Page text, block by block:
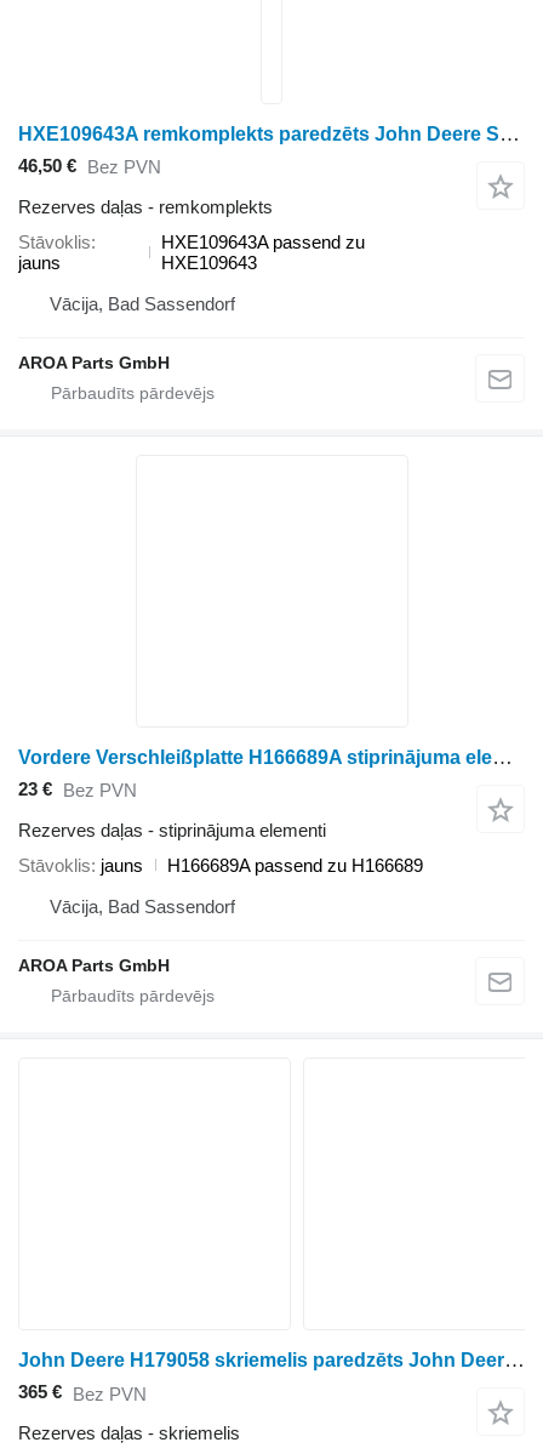
HXE109643A remkomplekts paredzēts John Deere S550, S650, S660, S670, S670HM, S680, S680HM, S690, S760, S770, CTS, CTS II, S550, S660, S670, 9400, 9410, 9450, 9500, 9500SH, 9501, 9510, 9510SH, 9550, 9550SH, 9560, 9560SH, 9560STS, 9570STS, 9600, 9610, 9650, 9650CTS, 9660, 9660CTS, 9660STS, 9670STS, 9750STS, 9760STS, 9770STS graudu kombaina
46,50 € Bez PVN
Rezerves daļas - remkomplekts
Stāvoklis
jauns
HXE109643A passend zu
HXE109643
Vācija, Bad Sassendorf
AROA Parts GmbH
Vordere Verschleißplatte H166689A stiprinājuma elementi paredzēts John Deere 9560STS 9570STS 9650STS graudu kombaina
23 €
Bez PVN
Rezerves daļas - stiprinājuma elementi
Stāvoklis jauns
H166689A passend zu H166689
Vācija, Bad Sassendorf
AROA Parts GmbH
John Deere H179058 skriemelis paredzēts John Deere 9550, 9560, 9570, 9650, 9660, 9670, 9750, 9760, 9770, 9860 kombaina
365 € Bez PVN
Rezerves daļas - skriemelis